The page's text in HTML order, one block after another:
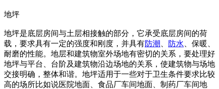
地坪
地坪是底层房间与土层相接触的部分，它承受底层房间的荷
载，要求具有一定的强度和刚度，并具有防潮 防水 、保暖、
耐磨的性能。地层和建筑物室外场地有密切的关系，要处理好
地坪与平台、台阶及建筑物沿边场地的关系，使建筑物与场地
交接明确，整体和谐。地坪适用于一些对于卫生条件要求比较
高的场所比如说医院地面、食品厂车间地面、制药厂车间地